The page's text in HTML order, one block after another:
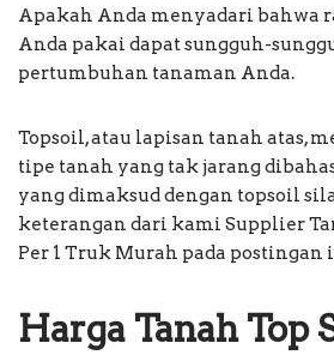
Apakah Anda menyadari bahwa
Anda pakai dapat sungguh-
pertumbuhan tanaman Anda.
Topsoil, atau lapisan tanah atas,
tipe tanah yang tak jarang
yang dimaksud dengan topsoil
keterangan dari kami Supplier
Per 1 Truk Murah pada postingan
Harga Tanah Top